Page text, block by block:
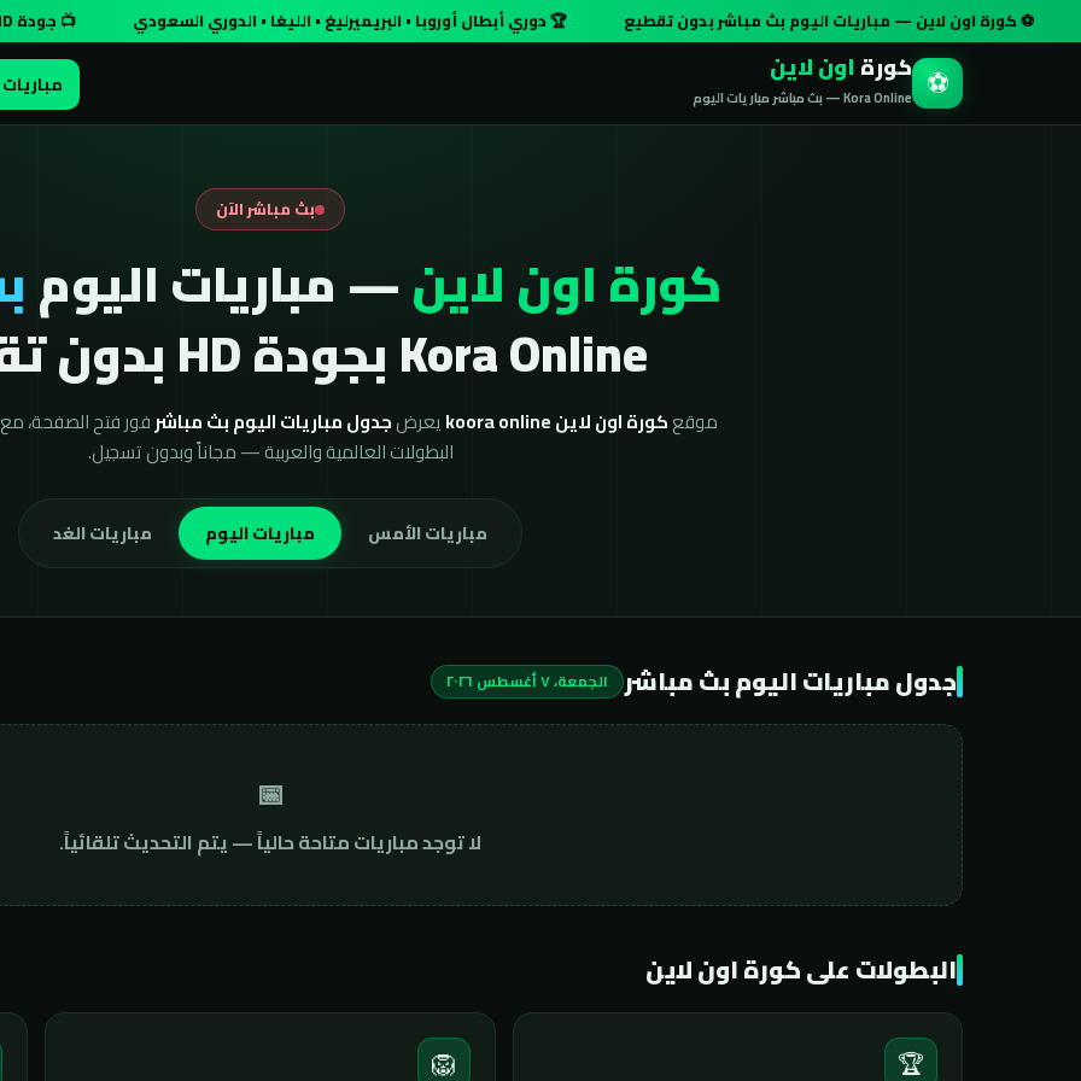
اون لاين — مباريات اليوم بث مباشر بدون تقطيع 🏆 دوري أبطال أوروبا • البريميرليغ • الليغا • الدوري السعودي 📺 جودة HD مجاناً وبدون تسجيل
⚽ كورة اون لاين
Kora Online — بث مباشر مباريات اليوم
بث مباشر الآن
كورة اون لاين— مباريات اليوم
Kora Online بجودة HD بدون تقطيع
موقعكورة اون لاين koora online يعرضجدول مباريات اليوم بث مباشرفور فتح الصفحة،
البطولات العالمية والعربية — مجاناً وبدون تسجيل.
مباريات الأمس مباريات اليوم مباريات الغد
جدول مباريات اليوم بث مباشر الجمعة، ٧ أغسطس ٢٠٢٦
📅
لا توجد مباريات متاحة حالياً — يتم التحديث تلقائياً.
البطولات على كورة اون لاين
🏆
🦁